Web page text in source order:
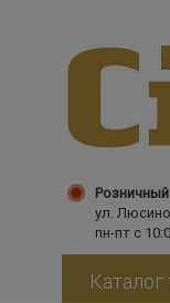
ул.
пн-пт с